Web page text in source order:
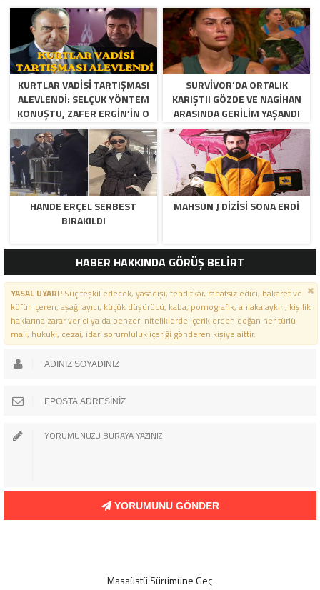
KURTLAR VADISI TARTIŞMASI
ALEVLENDI: SELÇUK YÖNTEM
KONUŞTU, ZAFER ERGIN’IN O
SÖZLERI YENIDEN GÜNDEM
OLDU!
SURVIVOR’DA ORTALIK
KARIŞTI! GÖZDE VE NAGIHAN
ARASINDA GERILIM YAŞANDI
HANDE ERÇEL SERBEST
BIRAKILDI
MAHSUN J DIZISI SONA ERDI
HABER HAKKINDA GÖRÜŞ BELİRT
YASAL UYARI!Suç teşkil edecek, yasadışı, tehditkar, rahatsız edici, hakaret ve
küfür içeren, aşağılayıcı, küçük düşürücü, kaba, pornografik, ahlaka aykırı, kişilik
haklarına zarar verici ya da benzeri niteliklerde içeriklerden doğan her türlü
mali, hukuki, cezai, idari sorumluluk içeriği gönderen kişiye aittir.
YORUMUNU GÖNDER
Masaüstü Sürümüne Geç